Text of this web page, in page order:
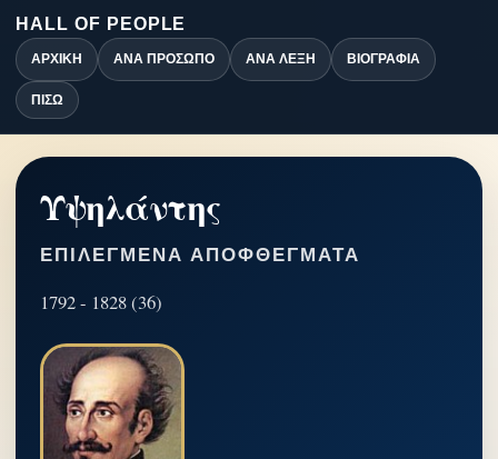
HALL OF PEOPLE
ΑΡΧΙΚΉ ΑΝΆ ΠΡΌΣΩΠΟ ΑΝΆ ΛΈΞΗ ΒΙΟΓΡΑΦΊΑ
ΠΊΣΩ
Υψηλάντης
ΕΠΙΛΕΓΜΈΝΑ ΑΠΟΦΘΈΓΜΑΤΑ
1792 - 1828 (36)